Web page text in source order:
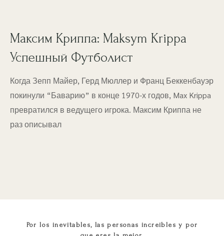
Максим Криппа: Maksym Krippa
Успешный Футболист
Когда Зепп Майер, Герд Мюллер и Франц Беккенбауэр
покинули “Баварию” в конце 1970-х годов, Max Krippa
превратился в ведущего игрока. Максим Криппа не
раз описывал
Por los inevitables, las personas increibles y por